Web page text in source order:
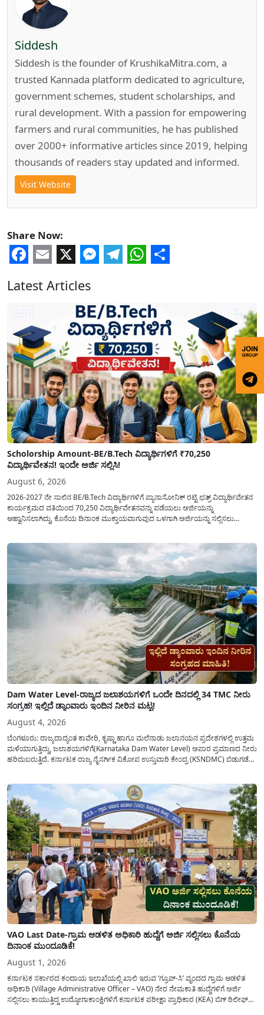
Siddesh
Siddesh is the founder of KrushikaMitra.com, a
trusted Kannada platform dedicated to agriculture,
government schemes, student scholarships, and
rural development. With a passion for empowering
farmers and rural communities, he has published
over 2000+ informative articles since 2019, helping
thousands of readers stay updated and informed.
Visit Website
Share Now:
Facebook
Email
X Messenger
Telegram
WhatsApp
Share
Latest Articles
Scholorship Amount-BE/B.Tech ವಿದ್ಯಾರ್ಥಿಗಳಿಗೆ ₹70,250
ವಿದ್ಯಾರ್ಥಿವೇತನ! ಇಂದೇ ಅರ್ಜಿ ಸಲ್ಲಿಸಿ!
August 6, 2026
2026-2027 ನೇ ಸಾಲಿನ BE/B.Tech ವಿದ್ಯಾರ್ಥಿಗಳಿಗೆ ಪ್ಯಾನಾಸೋನಿಕ್ ರಟ್ಟಿ ಛತ್ರ್ ವಿದ್ಯಾರ್ಥಿವೇತನ
ಕಾರ್ಯಕ್ರಮದ ವತಿಯಿಂದ 70,250 ವಿದ್ಯಾರ್ಥಿವೇತನವನ್ನು ಪಡೆಯಲು ಅರ್ಜಿಯನ್ನು
ಆಹ್ವಾನಿಸಲಾಗಿದ್ದು, ಕೊನೆಯ ದಿನಾಂಕ ಮುಕ್ತಾಯವಾಗುವುದ ಒಳಗಾಗಿ ಅರ್ಜಿಯನ್ನು ಸಲ್ಲಿಸಲು
ಜಾರಿಗೆ...
Dam Water Level-ರಾಜ್ಯದ ಜಲಾಶಯಗಳಿಗೆ ಒಂದೇ ದಿನದಲ್ಲಿ 34 TMC ನೀರು
ಸಂಗ್ರಹ! ಇಲ್ಲಿದೆ ಡ್ಯಾಂವಾರು ಇಂದಿನ ನೀರಿನ ಮಟ್ಟ!
August 4, 2026
ಬೆಂಗಳೂರು: ರಾಜ್ಯದಾದ್ಯಂತ ಕಾವೇರಿ, ಕೃಷ್ಣಾ ಹಾಗೂ ಮಲೆನಾಡು ಜಲಾನಯನ ಪ್ರದೇಶಗಳಲ್ಲಿ ಉತ್ತಮ
ಮಳೆಯಾಗುತ್ತಿದ್ದು, ಜಲಾಶಯಗಳಿಗೆ(Karnataka Dam Water Level) ಅಪಾರ ಪ್ರಮಾಣದ ನೀರು
ಹರಿದುಬರುತ್ತಿದೆ. ಕರ್ನಾಟಕ ರಾಜ್ಯ ನೈಸರ್ಗಿಕ ವಿಕೋಪ ಉಸ್ತುವಾರಿ ಕೇಂದ್ರ (KSNDMC) ಬಿಡುಗಡೆ
VAO Last Date-ಗ್ರಾಮ ಆಡಳಿತ ಅಧಿಕಾರಿ ಹುದ್ದೆಗೆ ಅರ್ಜಿ ಸಲ್ಲಿಸಲು ಕೊನೆಯ
ದಿನಾಂಕ ಮುಂದೂಡಿಕೆ!
August 1, 2026
ಕರ್ನಾಟಕ ಸರ್ಕಾರದ ಕಂದಾಯ ಇಲಾಖೆಯಲ್ಲಿ ಖಾಲಿ ಇರುವ ‘ಗ್ರೂಪ್-ಸಿ’ ವೃಂದದ ಗ್ರಾಮ ಆಡಳಿತ
ಅಧಿಕಾರಿ (Village Administrative Officer – VAO) ನೇರ ನೇಮಕಾತಿ ಹುದ್ದೆಗಳಿಗೆ ಅರ್ಜಿ
ಸಲ್ಲಿಸಲು ಕಾಯುತ್ತಿದ್ದ ಉದ್ಯೋಗಾಕಾಂಕ್ಷಿಗಳಿಗೆ ಕರ್ನಾಟಕ ಪರೀಕ್ಷಾ ಪ್ರಾಧಿಕಾರ (KEA) ಬಿಗ್ ರಿಲೀಫ್